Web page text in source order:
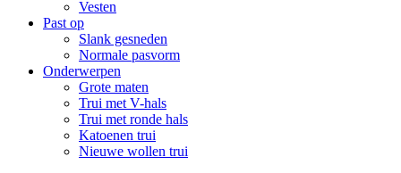
Vesten
Past op
Slank gesneden
Normale pasvorm
Onderwerpen
Grote maten
Trui met V-hals
Trui met ronde hals
Katoenen trui
Nieuwe wollen trui